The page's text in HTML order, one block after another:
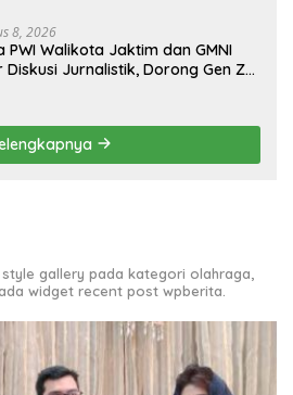
8, 2026
PWI Walikota Jaktim dan GMNI
Diskusi Jurnalistik, Dorong Gen Z
gallery pada kategori olahraga,
widget recent post wpberita.